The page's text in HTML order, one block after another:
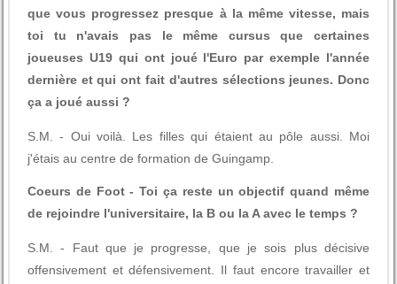
que vous progressez presque à la même vitesse, mais
toi tu n'avais pas le même cursus que certaines
joueuses U19 qui ont joué l'Euro par exemple l'année
dernière et qui ont fait d'autres sélections jeunes. Donc
ça a joué aussi ?
S.M. - Oui voilà. Les filles qui étaient au pôle aussi. Moi
j'étais au centre de formation de Guingamp.
Coeurs de Foot - Toi ça reste un objectif quand même
de rejoindre l'universitaire, la B ou la A avec le temps ?
S.M. - Faut que je progresse, que je sois plus décisive
offensivement et défensivement. Il faut encore travailler et